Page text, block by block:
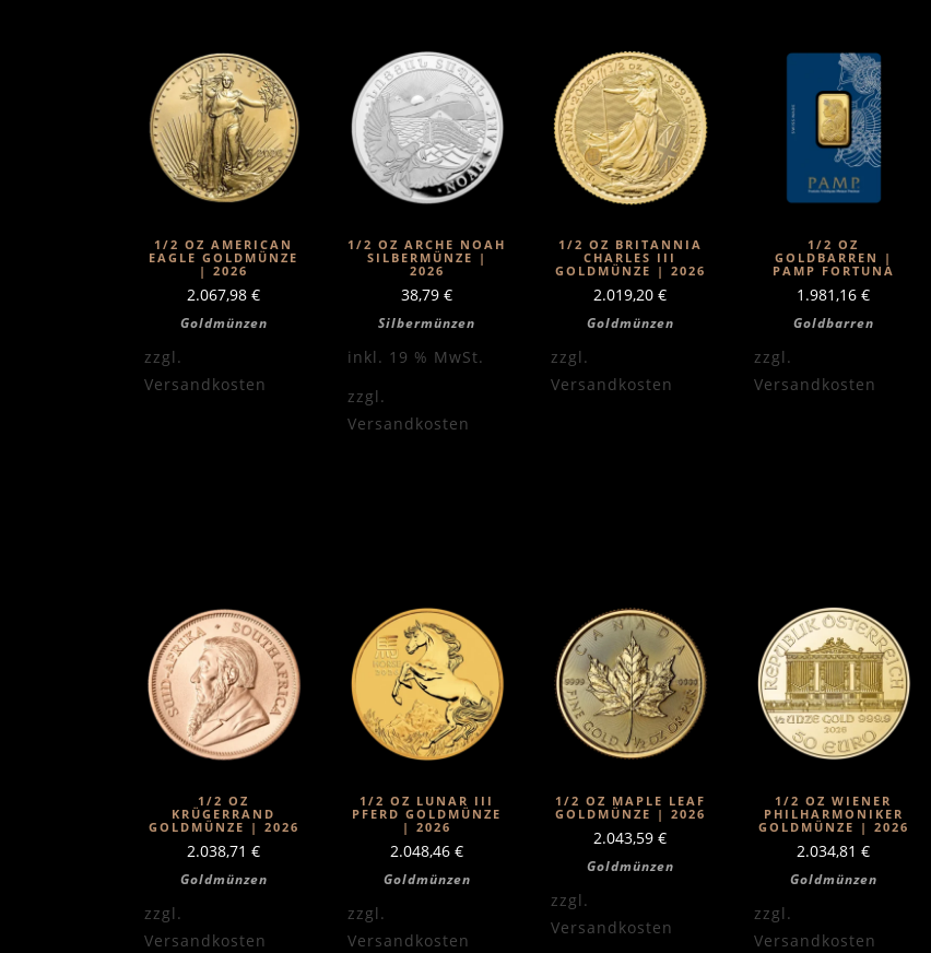
1/2 OZ AMERICAN
EAGLE GOLDMÜNZE
| 2026
2.067,98€
Goldmünzen
zzgl.
Versandkosten
1/2 OZ ARCHE NOAH
SILBERMÜNZE |
2026
38,79€
Silbermünzen
inkl. 19 % MwSt.
zzgl.
Versandkosten
1/2 OZ BRITANNIA
CHARLES III
GOLDMÜNZE | 2026
2.019,20€
Goldmünzen
zzgl.
Versandkosten
1/2 OZ
GOLDBARREN |
PAMP FORTUNA
1.981,16€
Goldbarren
zzgl.
Versandkosten
1/2 OZ
KRÜGERRAND
GOLDMÜNZE | 2026
2.038,71€
Goldmünzen
zzgl.
Versandkosten
1/2 OZ LUNAR III
PFERD GOLDMÜNZE
| 2026
2.048,46€
Goldmünzen
zzgl.
Versandkosten
1/2 OZ MAPLE LEAF
GOLDMÜNZE | 2026
2.043,59€
Goldmünzen
zzgl.
Versandkosten
1/2 OZ WIENER
PHILHARMONIKER
GOLDMÜNZE | 2026
2.034,81€
Goldmünzen
zzgl.
Versandkosten